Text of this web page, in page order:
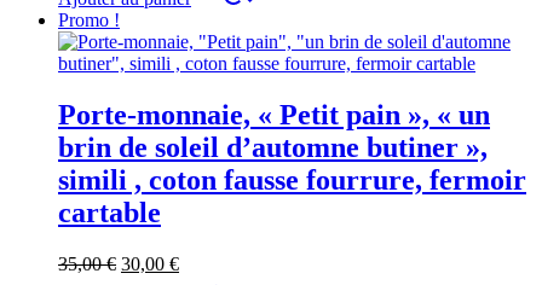
90,00 €.70,00 €.
Promo !
Porte-monnaie, « Petit pain », « un
brin de soleil d’automne butiner »,
simili , coton fausse fourrure, fermoir
cartable
35,00€ Le
30,00 €Le